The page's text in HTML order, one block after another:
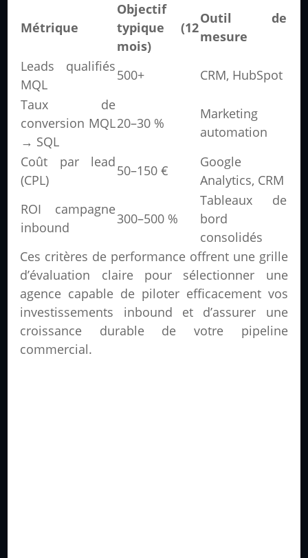
Métrique
Objectif
typique (12
mois)
Outil de
mesure
Leads qualifiés
MQL
500+
CRM, HubSpot
Taux de
conversion MQL
→ SQL
20–30 %
Marketing
automation
Coût par lead
(CPL)
50–150 €
Google
Analytics, CRM
ROI campagne
inbound
300–500 %
Tableaux de
bord
consolidés
Ces critères de performance offrent une grille
d’évaluation claire pour sélectionner une
agence capable de piloter efficacement vos
investissements inbound et d’assurer une
croissance durable de votre pipeline
commercial.